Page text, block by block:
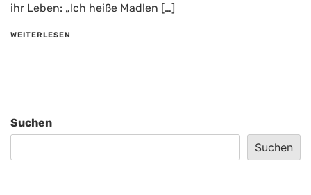
ihr Leben: „Ich heiße Madlen […]
WEITERLESEN
Suchen
Suchen